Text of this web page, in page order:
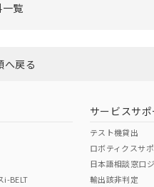
覧
へ戻る
i-BELT
サービスサポ
テスト機貸出
ロボティクスサ
日本語相談窓口
輸出該非判定